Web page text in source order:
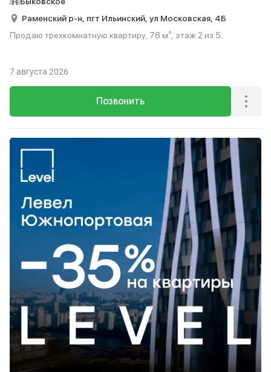
Раменский р-н, пгт Ильинский, ул Московская, 4Б
Продаю трехкомнатную квартиру, 78 м², этаж 2 из 5.
Позвонить
7 августа 2026